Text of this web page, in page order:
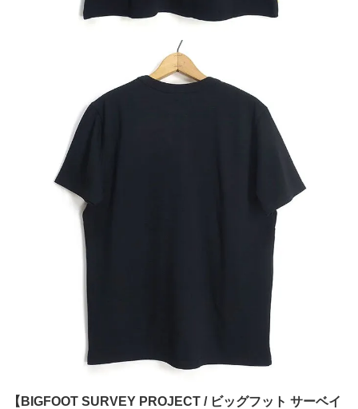
【BIGFOOT SURVEY PROJECT / ビッグフット サーベイ